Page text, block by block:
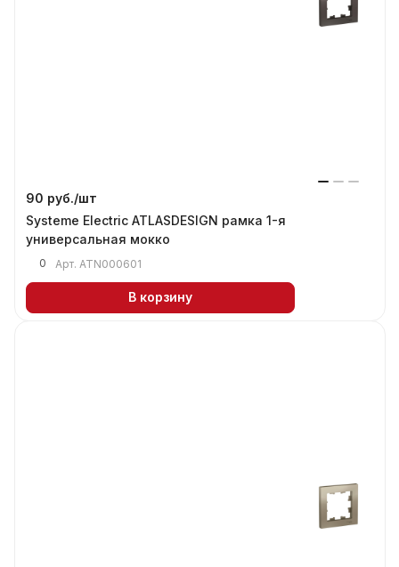
90 руб./шт
Systeme Electric ATLASDESIGN рамка 1-я
универсальная мокко
0 Арт. ATN000601
В корзину